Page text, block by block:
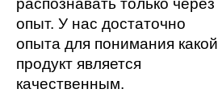
распознавать только через
опыт. У нас достаточно
опыта для понимания какой
продукт является
качественным.